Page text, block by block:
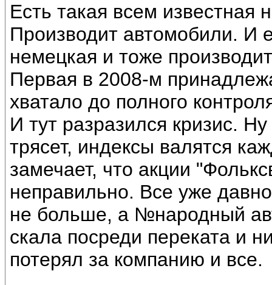
Есть такая всем известная
Производит автомобили. И
немецкая и тоже
Первая в 2008-м
хватало до полного
И тут разразился кризис.
трясет, индексы валятся
замечает, что акции
неправильно. Все уже
не больше, а №народный
скала посреди переката и
потерял за компанию и все.